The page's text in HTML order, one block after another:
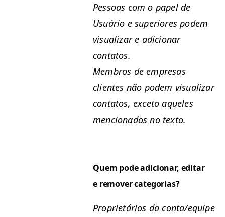
Pes­soas com o papel de
Usuário e supe­ri­ores podem
visu­alizar e adi­cionar
contatos.
Mem­bros de empre­sas
clientes não podem visu­alizar
con­tatos, exce­to aque­les
men­ciona­dos no texto.
Quem pode adi­cionar, edi­tar
e remover categorias?
Pro­pri­etários da conta/equipe